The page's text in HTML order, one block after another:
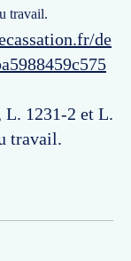
travail.
de
1231-2 et L.
travail.